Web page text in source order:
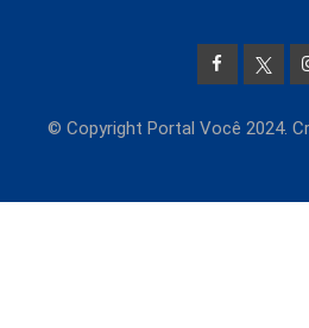
© Copyright Portal Você 2024.